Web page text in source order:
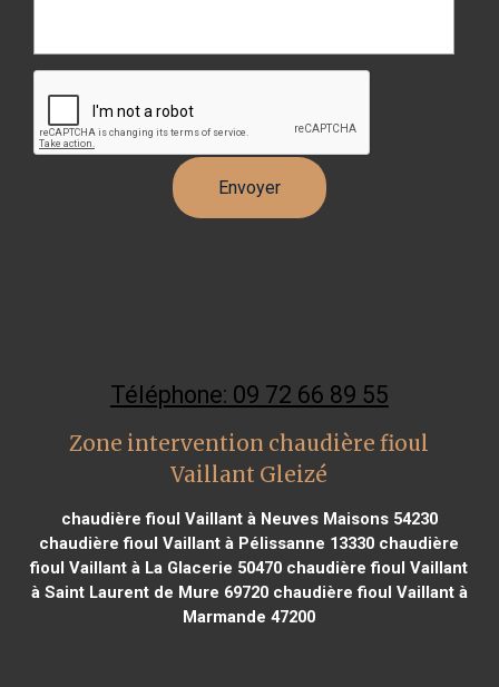
Téléphone: 09 72 66 89 55
Zone intervention chaudière fioul
Vaillant Gleizé
chaudière fioul Vaillant à Neuves Maisons 54230
chaudière fioul Vaillant à Pélissanne 13330 chaudière
fioul Vaillant à La Glacerie 50470 chaudière fioul Vaillant
à Saint Laurent de Mure 69720chaudière fioul Vaillant à
Marmande 47200